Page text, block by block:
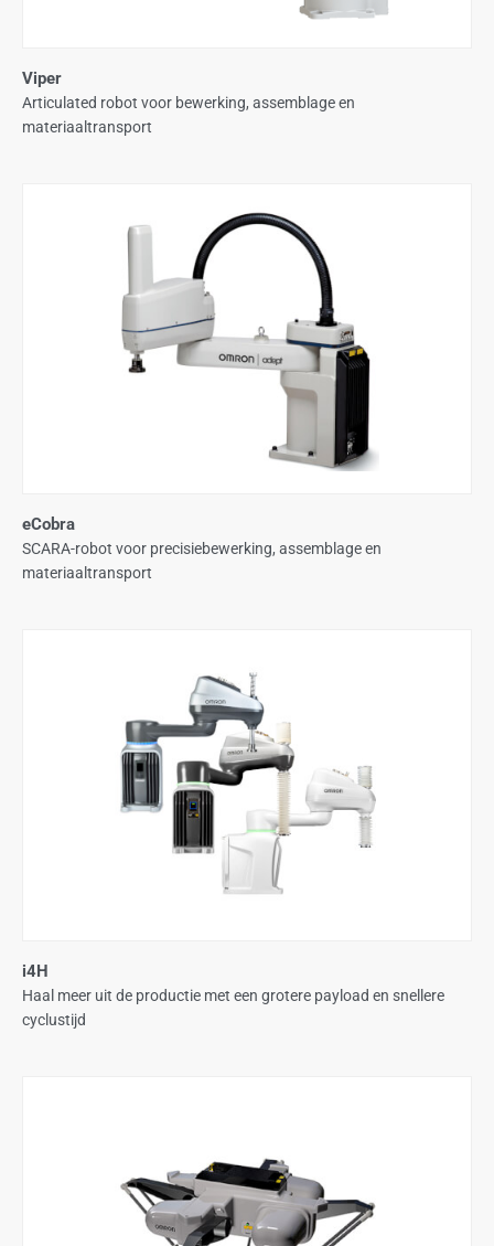
Viper
Articulated robot voor bewerking, assemblage en
materiaaltransport
eCobra
SCARA-robot voor precisiebewerking, assemblage en
materiaaltransport
i4H
Haal meer uit de productie met een grotere payload en snellere
cyclustijd